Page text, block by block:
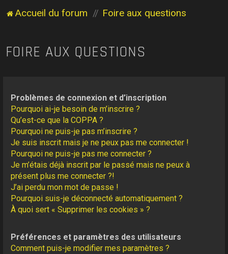
Accueil du forum Foire aux questions
FOIRE AUX QUESTIONS
Problèmes de connexion et d’inscription
Pourquoi ai-je besoin de m’inscrire ?
Qu’est-ce que la COPPA ?
Pourquoi ne puis-je pas m’inscrire ?
Je suis inscrit mais je ne peux pas me connecter !
Pourquoi ne puis-je pas me connecter ?
Je m’étais déjà inscrit par le passé mais ne peux à
présent plus me connecter ?!
J’ai perdu mon mot de passe !
Pourquoi suis-je déconnecté automatiquement ?
À quoi sert « Supprimer les cookies » ?
Préférences et paramètres des utilisateurs
Comment puis-je modifier mes paramètres ?